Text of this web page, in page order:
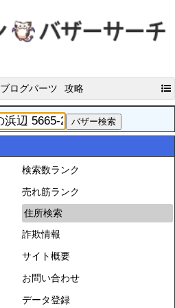
ブログパーツ 攻略
検索数ランク
売れ筋ランク
住所検索
詐欺情報
サイト概要
お問い合わせ
データ登録